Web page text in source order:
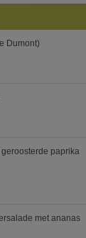
Dumont)
paprika
met ananas